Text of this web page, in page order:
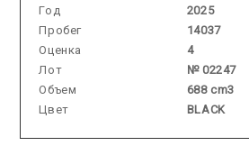
Год
2025
Пробег
14037
Оценка
4
Лот
№ 02247
Объем
688 cm3
Цвет
BLACK